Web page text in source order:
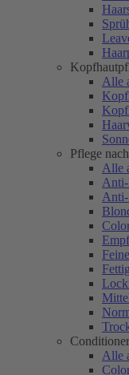
Alle
Pflege
Alle
Anti-
Alle